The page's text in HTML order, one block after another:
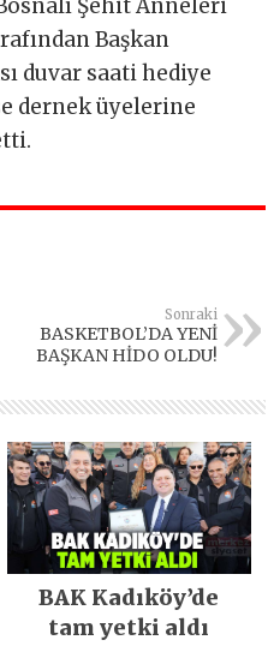
Şehit Anneleri
Başkan
duvar saati hediye
dernek üyelerine
Sonraki
BASKETBOL’DA YENİ
BAŞKAN HİDO OLDU!
BAK Kadıköy’de
tam yetki aldı